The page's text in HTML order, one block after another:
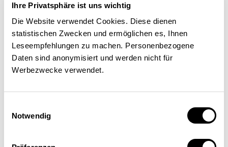
Ihre Privatsphäre ist uns wichtig
Die Website verwendet Cookies. Diese dienen
statistischen Zwecken und ermöglichen es, Ihnen
Leseempfehlungen zu machen. Personenbezogene
Daten sind anonymisiert und werden nicht für
Werbezwecke verwendet.
Notwendig
Arbeitsmarkt – herangezogen werden. Erfolg
und Misserfolg werden in diesen Bereichen
aber nur zum Teil durch das Bildungswesen
bestimmt. Eine entscheidende Rolle spielen hier
auch die individuellen Eigenschaften der
die Wirtschaftslage. Der Bildungsbericht
interpretiert die vorhandenen Informationen,
hinterfragt ihren Gehalt und stellt Fragen, die
noch einer Beantwortung warten. Dies sei an